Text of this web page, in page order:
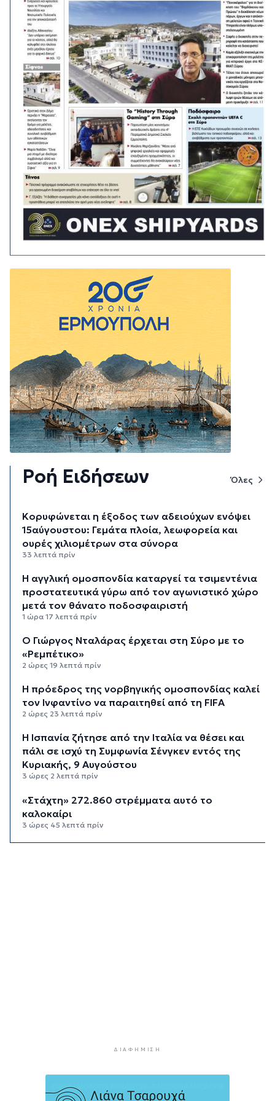
Ροή Ειδήσεων Όλες
Κορυφώνεται η έξοδος των αδειούχων ενόψει
15αύγουστου: Γεμάτα πλοία, λεωφορεία και
ουρές χιλιομέτρων στα σύνορα
33 λεπτά πρίν
Η αγγλική ομοσπονδία καταργεί τα τσιμεντένια
προστατευτικά γύρω από τον αγωνιστικό χώρο
μετά τον θάνατο ποδοσφαιριστή
1 ώρα 17 λεπτά πρίν
Ο Γιώργος Νταλάρας έρχεται στη Σύρο με το
«Ρεμπέτικο»
2 ώρες 19 λεπτά πρίν
Η πρόεδρος της νορβηγικής ομοσπονδίας καλεί
τον Ινφαντίνο να παραιτηθεί από τη FIFA
2 ώρες 23 λεπτά πρίν
H Ισπανία ζήτησε από την Ιταλία να θέσει και
πάλι σε ισχύ τη Συμφωνία Σένγκεν εντός της
Κυριακής, 9 Αυγούστου
3 ώρες 2 λεπτά πρίν
«Στάχτη» 272.860 στρέμματα αυτό το
καλοκαίρι
3 ώρες 45 λεπτά πρίν
συνεχίζουν την εξαιρετικά επιτυχημένη
ΔΙΑΦΉΜΙΣΗ